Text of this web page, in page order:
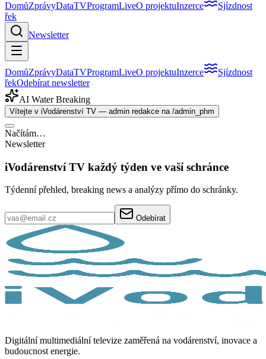
DomůZprávyDataTVProgramLiveO projektuInzerce
Sjízdnost
řek
Newsletter
DomůZprávyDataTVProgramLiveO projektuInzerce
Sjízdnost
řekOdebírat newsletter
AI Water Breaking
Vítejte v iVodárenství TV — admin redakce na /admin_phm
Načítám…
Newsletter
iVodárenství TV každý týden ve vaší schránce
Týdenní přehled, breaking news a analýzy přímo do schránky.
Odebírat
Digitální multimediální televize zaměřená na vodárenství, inovace a
budoucnost energie.